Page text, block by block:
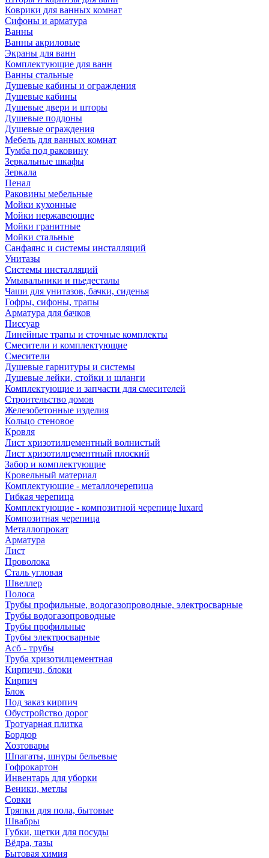
Коврики для ванных комнат
Сифоны и арматура
Ванны
Ванны акриловые
Экраны для ванн
Комплектующие для ванн
Ванны стальные
Душевые кабины и ограждения
Душевые кабины
Душевые двери и шторы
Душевые поддоны
Душевые ограждения
Мебель для ванных комнат
Тумба под раковину
Зеркальные шкафы
Зеркала
Пенал
Раковины мебельные
Мойки кухонные
Мойки нержавеющие
Мойки гранитные
Мойки стальные
Санфаянс и системы инсталляций
Унитазы
Системы инсталляций
Умывальники и пьедесталы
Чаши для унитазов, бачки, сиденья
Гофры, сифоны, трапы
Арматура для бачков
Писсуар
Линейные трапы и сточные комплекты
Смесители и комплектующие
Смесители
Душевые гарнитуры и системы
Душевые лейки, стойки и шланги
Комплектующие и запчасти для смесителей
Строительство домов
Железобетонные изделия
Кольцо стеновое
Кровля
Лист хризотилцементный волнистый
Лист хризотилцементный плоский
Забор и комплектующие
Кровельный материал
Комплектующие - металлочерепица
Гибкая черепица
Комплектующие - композитной черепице luxard
Композитная черепица
Металлопрокат
Арматура
Лист
Проволока
Сталь угловая
Швеллер
Полоса
Трубы профильные, водогазопроводные, электросварные
Трубы водогазопроводные
Трубы профильные
Трубы электросварные
Асб - трубы
Труба хризотилцементная
Кирпичи, блоки
Кирпич
Блок
Под заказ кирпич
Обустройство дорог
Тротуарная плитка
Бордюр
Хозтовары
Шпагаты, шнуры бельевые
Гофрокартон
Инвентарь для уборки
Веники, метлы
Совки
Тряпки для пола, бытовые
Швабры
Губки, щетки для посуды
Вёдра, тазы
Бытовая химия